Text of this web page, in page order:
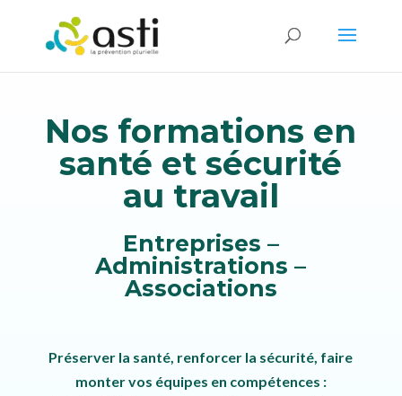
Nos formations en
santé et sécurité
au travail
Entreprises –
Administrations –
Associations
Préserver la santé, renforcer la sécurité, faire
monter vos équipes en compétences :